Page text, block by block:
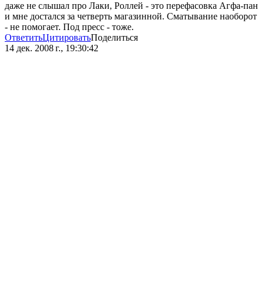
даже не слышал про Лаки, Роллей - это перефасовка Агфа-пан
и мне достался за четверть магазинной. Сматывание наоборот
- не помогает. Под пресс - тоже.
ОтветитьЦитироватьПоделиться
14 дек. 2008 г., 19:30:42